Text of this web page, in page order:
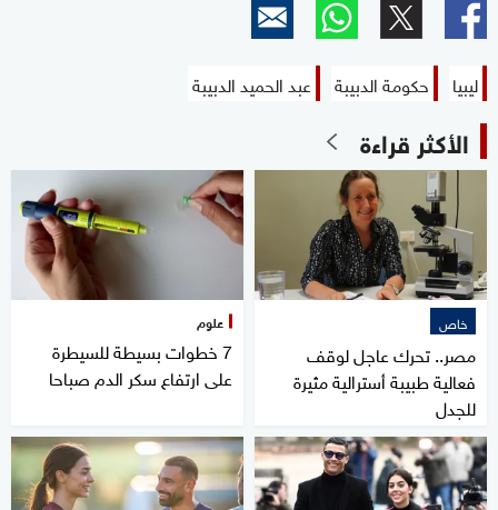
ليبيا حكومة الدبيبة عبد الحميد الدبيبة
الأكثر قراءة
خاص
مصر.. تحرك عاجل لوقف
فعالية طبيبة أسترالية مثيرة
للجدل
علوم
7 خطوات بسيطة للسيطرة
على ارتفاع سكر الدم صباحا